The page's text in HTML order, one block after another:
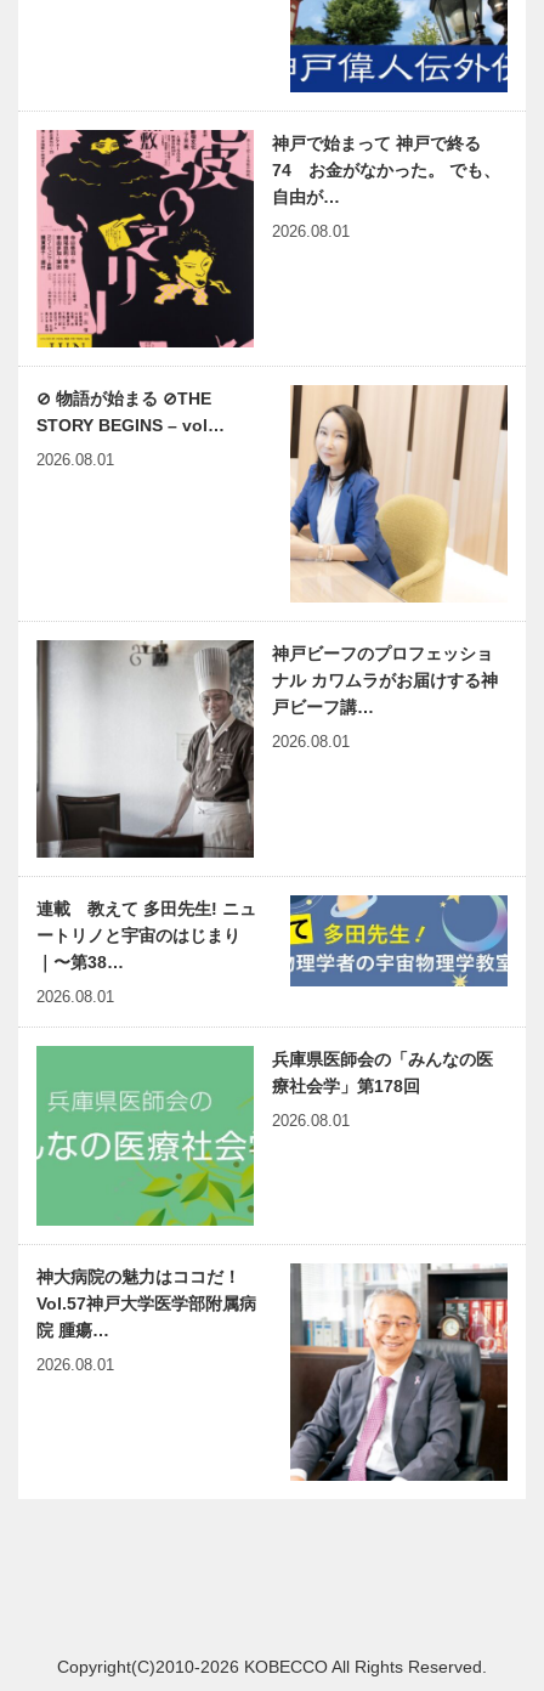
神戸で始まって 神戸で終る
74 お金がなかった。 でも、
自由が…
2026.08.01
⊘ 物語が始まる ⊘THE
STORY BEGINS – vol…
2026.08.01
神戸ビーフのプロフェッショ
ナル カワムラがお届けする神
戸ビーフ講…
2026.08.01
連載 教えて 多田先生! ニュ
ートリノと宇宙のはじまり
｜〜第38…
2026.08.01
兵庫県医師会の「みんなの医
療社会学」第178回
2026.08.01
神大病院の魅力はココだ！
Vol.57神戸大学医学部附属病
院 腫瘍…
2026.08.01
Copyright(C)2010-2026 KOBECCO All Rights Reserved.